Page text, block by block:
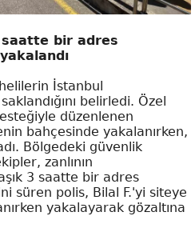
bir adres
İstanbul
belirledi. Özel
düzenlenen
bahçesinde yakalanırken,
Bölgedeki güvenlik
zanlının
3 saatte bir adres
süren polis, Bilal F.'yi siteye
yakalayarak gözaltına